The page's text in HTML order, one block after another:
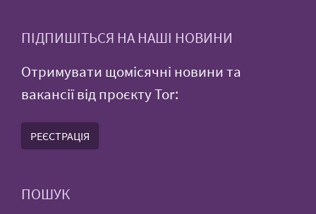
ПІДПИШІТЬСЯ НА НАШІ НОВИНИ
Отримувати щомісячні новини та
вакансії від проєкту Tor:
РЕЄСТРАЦІЯ
ПОШУК